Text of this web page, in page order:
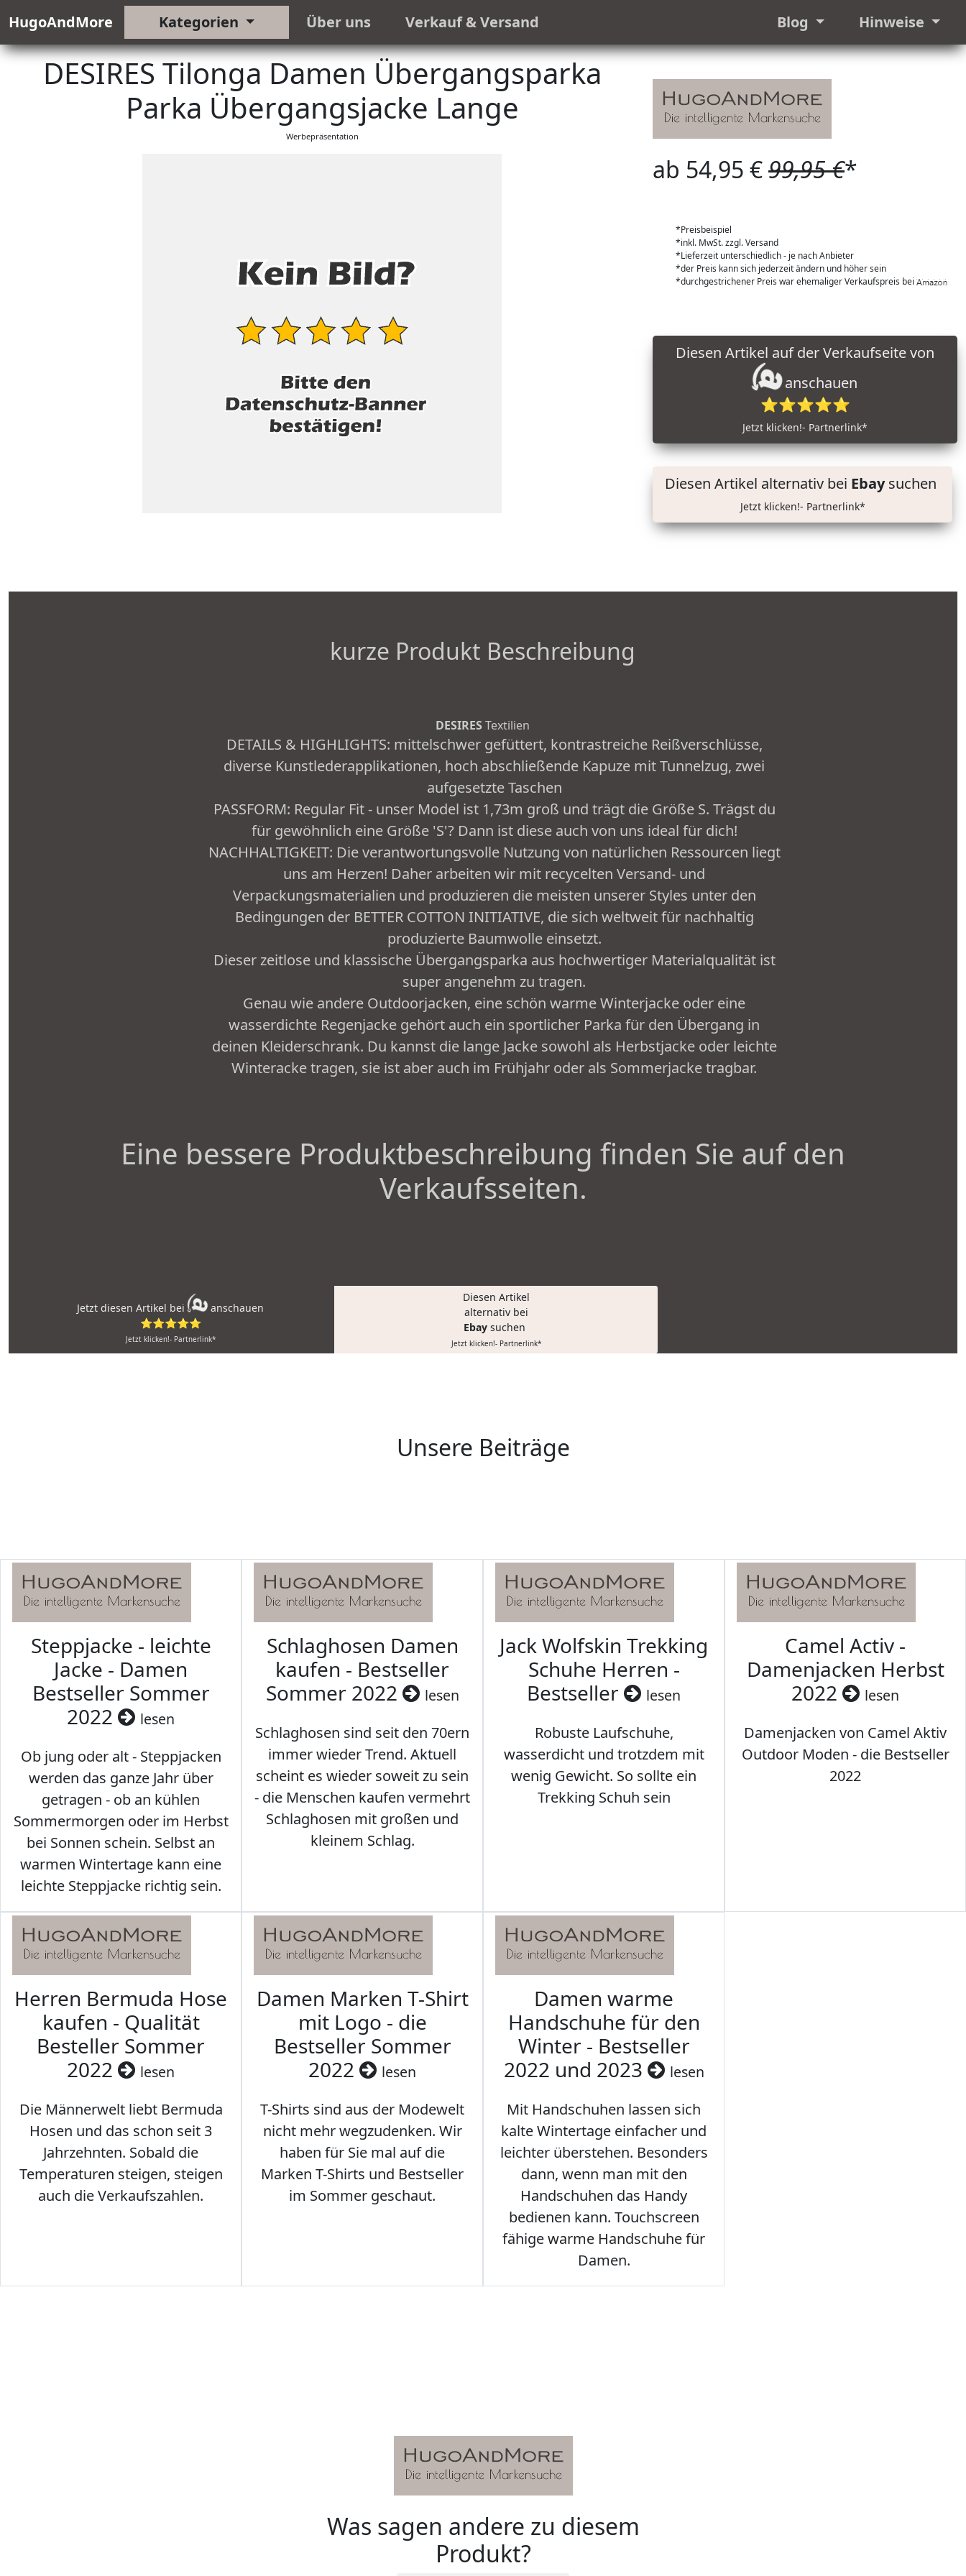
HugoAndMore Kategorien Über uns Verkauf & Versand Blog Hinweise
DESIRES Tilonga Damen Übergangsparka
Parka Übergangsjacke Lange
Werbepräsentation
ab 54,95 €99,95 €*
*Preisbeispiel
*inkl. MwSt. zzgl. Versand
*Lieferzeit unterschiedlich - je nach Anbieter
*der Preis kann sich jederzeit ändern und höher sein
*durchgestrichener Preis war ehemaliger Verkaufspreis bei
anschauen
⭐⭐⭐⭐⭐
Jetzt klicken!- Partnerlink*
Diesen Artikel alternativ bei Ebaysuchen
Jetzt klicken!- Partnerlink*
kurze Produkt Beschreibung
DESIRES Textilien
DETAILS & HIGHLIGHTS: mittelschwer gefüttert, kontrastreiche Reißverschlüsse,
diverse Kunstlederapplikationen, hoch abschließende Kapuze mit Tunnelzug, zwei
aufgesetzte Taschen
PASSFORM: Regular Fit - unser Model ist 1,73m groß und trägt die Größe S. Trägst du
für gewöhnlich eine Größe 'S'? Dann ist diese auch von uns ideal für dich!
NACHHALTIGKEIT: Die verantwortungsvolle Nutzung von natürlichen Ressourcen liegt
uns am Herzen! Daher arbeiten wir mit recycelten Versand- und
Verpackungsmaterialien und produzieren die meisten unserer Styles unter den
Bedingungen der BETTER COTTON INITIATIVE, die sich weltweit für nachhaltig
produzierte Baumwolle einsetzt.
Dieser zeitlose und klassische Übergangsparka aus hochwertiger Materialqualität ist
super angenehm zu tragen.
Genau wie andere Outdoorjacken, eine schön warme Winterjacke oder eine
wasserdichte Regenjacke gehört auch ein sportlicher Parka für den Übergang in
deinen Kleiderschrank. Du kannst die lange Jacke sowohl als Herbstjacke oder leichte
Winteracke tragen, sie ist aber auch im Frühjahr oder als Sommerjacke tragbar.
Eine bessere Produktbeschreibung finden Sie auf den
Verkaufsseiten.
Jetzt diesen Artikel bei
anschauen
⭐⭐⭐⭐⭐
Jetzt klicken!- Partnerlink*
Diesen Artikel
alternativ bei
Ebay suchen
Jetzt klicken!- Partnerlink*
Unsere Beiträge
Steppjacke - leichte
Jacke - Damen
Bestseller Sommer
2022
lesen
Ob jung oder alt - Steppjacken
werden das ganze Jahr über
getragen - ob an kühlen
Sommermorgen oder im Herbst
bei Sonnen schein. Selbst an
warmen Wintertage kann eine
leichte Steppjacke richtig sein.
Schlaghosen Damen
kaufen - Bestseller
Sommer 2022
lesen
Schlaghosen sind seit den 70ern
immer wieder Trend. Aktuell
scheint es wieder soweit zu sein
- die Menschen kaufen vermehrt
Schlaghosen mit großen und
kleinem Schlag.
Jack Wolfskin Trekking
Schuhe Herren -
Bestseller
lesen
Robuste Laufschuhe,
wasserdicht und trotzdem mit
wenig Gewicht. So sollte ein
Trekking Schuh sein
Camel Activ -
Damenjacken Herbst
2022
lesen
Damenjacken von Camel Aktiv
Outdoor Moden - die Bestseller
2022
Herren Bermuda Hose
kaufen - Qualität
Besteller Sommer
2022
lesen
Die Männerwelt liebt Bermuda
Hosen und das schon seit 3
Jahrzehnten. Sobald die
Temperaturen steigen, steigen
auch die Verkaufszahlen.
Damen Marken T-Shirt
mit Logo - die
Bestseller Sommer
2022
lesen
T-Shirts sind aus der Modewelt
nicht mehr wegzudenken. Wir
haben für Sie mal auf die
Marken T-Shirts und Bestseller
im Sommer geschaut.
Damen warme
Handschuhe für den
Winter - Bestseller
2022 und 2023
lesen
Mit Handschuhen lassen sich
kalte Wintertage einfacher und
leichter überstehen. Besonders
dann, wenn man mit den
Handschuhen das Handy
bedienen kann. Touchscreen
fähige warme Handschuhe für
Damen.
Was sagen andere zu diesem
Produkt?